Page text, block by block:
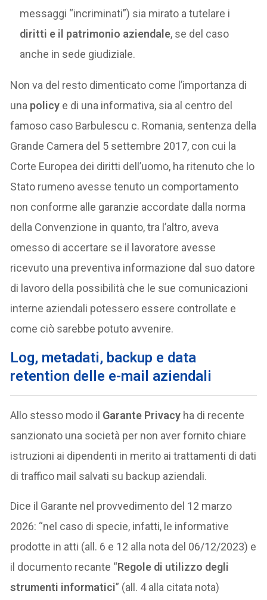
messaggi “incriminati”) sia mirato a tutelare i
diritti e il patrimonio aziendale, se del caso
anche in sede giudiziale.
Non va del resto dimenticato come l’importanza di
una policy e di una informativa, sia al centro del
famoso caso Barbulescu c. Romania, sentenza della
Grande Camera del 5 settembre 2017, con cui la
Corte Europea dei diritti dell’uomo, ha ritenuto che lo
Stato rumeno avesse tenuto un comportamento
non conforme alle garanzie accordate dalla norma
della Convenzione in quanto, tra l’altro, aveva
omesso di accertare se il lavoratore avesse
ricevuto una preventiva informazione dal suo datore
di lavoro della possibilità che le sue comunicazioni
interne aziendali potessero essere controllate e
come ciò sarebbe potuto avvenire.
Log, metadati, backup e data
retention delle e-mail aziendali
Allo stesso modo il Garante Privacy ha di recente
sanzionato una società per non aver fornito chiare
istruzioni ai dipendenti in merito ai trattamenti di dati
di traffico mail salvati su backup aziendali.
Dice il Garante nel provvedimento del 12 marzo
2026: “nel caso di specie, infatti, le informative
prodotte in atti (all. 6 e 12 alla nota del 06/12/2023) e
il documento recante “Regole di utilizzo degli
strumenti informatici” (all. 4 alla citata nota)